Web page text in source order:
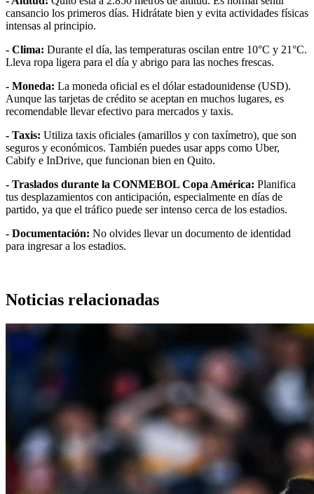
cansancio los primeros días. Hidrátate bien y evita actividades físicas
intensas al principio.
- Clima: Durante el día, las temperaturas oscilan entre 10°C y 21°C.
Lleva ropa ligera para el día y abrigo para las noches frescas.
- Moneda: La moneda oficial es el dólar estadounidense (USD).
Aunque las tarjetas de crédito se aceptan en muchos lugares, es
recomendable llevar efectivo para mercados y taxis.
- Taxis: Utiliza taxis oficiales (amarillos y con taxímetro), que son
seguros y económicos. También puedes usar apps como Uber,
Cabify e InDrive, que funcionan bien en Quito.
- Traslados durante la CONMEBOL Copa América: Planifica
tus desplazamientos con anticipación, especialmente en días de
partido, ya que el tráfico puede ser intenso cerca de los estadios.
- Documentación: No olvides llevar un documento de identidad
para ingresar a los estadios.
Noticias relacionadas